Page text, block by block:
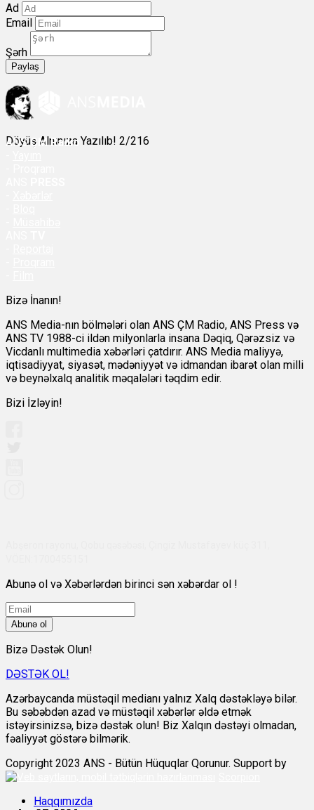
Ad
Email
Şərh
Paylaş
Döyüş Alnınıza Yazılıb! 2/216
ANSÇM Radio
Bizə İnanın!
ANS Media-nın bölmələri olan ANS ÇM Radio, ANS Press və
ANS TV 1988-ci ildən milyonlarla insana Dəqiq, Qərəzsiz və
Vicdanlı multimedia xəbərləri çatdırır. ANS Media maliyyə,
iqtisadiyyat, siyasət, mədəniyyət və idmandan ibarət olan milli
və beynəlxalq analitik məqalələri təqdim edir.
Bizi İzləyin!
Abunə ol və Xəbərlərdən birinci sən xəbərdar ol !
Abunə ol
Bizə Dəstək Olun!
DƏSTƏK OL!
Azərbaycanda müstəqil medianı yalnız Xalq dəstəkləyə bilər.
Bu səbəbdən azad və müstəqil xəbərlər əldə etmək
istəyirsinizsə, bizə dəstək olun! Biz Xalqın dəstəyi olmadan,
fəaliyyət göstərə bilmərik.
Copyright 2023 ANS - Bütün Hüquqlar Qorunur. Support by
Haqqımızda